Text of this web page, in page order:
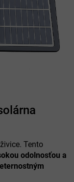
Tento
odolnosťou a